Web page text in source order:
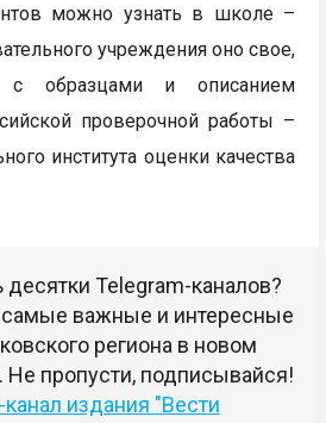
можно узнать в школе –
учреждения оно свое,
с образцами и описанием
проверочной работы –
института оценки качества
десятки Telegram-каналов?
важные и интересные
региона в новом
Не пропусти, подписывайся!
издания "Вести